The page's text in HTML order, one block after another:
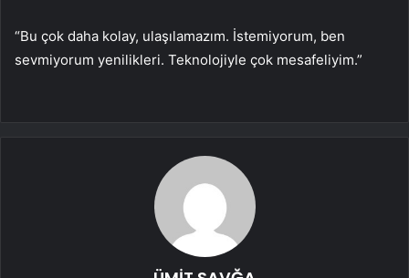
“Bu çok daha kolay, ulaşılamazım. İstemiyorum, ben
sevmiyorum yenilikleri. Teknolojiyle çok mesafeliyim.”